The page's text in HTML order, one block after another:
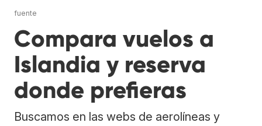
fuente
Compara vuelos a
Islandia y reserva
donde prefieras
Buscamos en las webs de aerolíneas y